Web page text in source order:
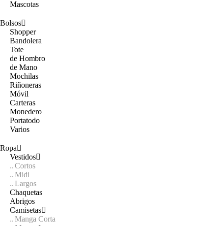
Mascotas
Bolsos
Shopper
Bandolera
Tote
de Hombro
de Mano
Mochilas
Riñoneras
Móvil
Carteras
Monedero
Portatodo
Varios
Ropa
Vestidos
Cortos
Midi
Largos
Chaquetas
Abrigos
Camisetas
Manga Corta